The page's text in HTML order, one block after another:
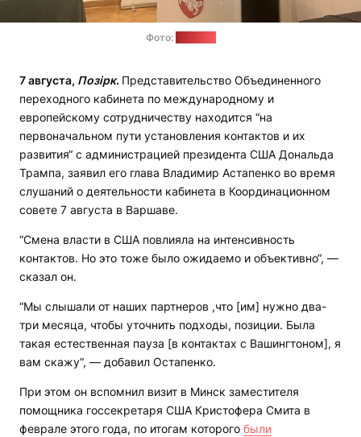
Фото:
7 августа, Позірк. Представительство Объединенного
переходного кабинета по международному и
европейскому сотрудничеству находится “на
первоначальном пути установления контактов и их
развития“ с администрацией президента США Дональда
Трампа, заявил его глава Владимир Астапенко во время
слушаний о деятельности кабинета в Координационном
совете 7 августа в Варшаве.
“Смена власти в США повлияла на интенсивность
контактов. Но это тоже было ожидаемо и объективно“, —
сказал он.
“Мы слышали от наших партнеров ,что [им] нужно два-
три месяца, чтобы уточнить подходы, позиции. Была
такая естественная пауза [в контактах с Вашингтоном], я
вам скажу“, — добавил Остапенко.
При этом он вспомнил визит в Минск заместителя
помощника госсекретаря США Кристофера Смита в
феврале этого года, по итогам которого были